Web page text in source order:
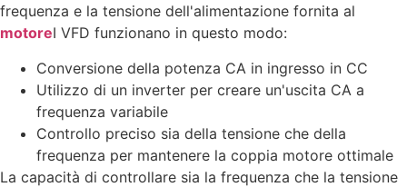
frequenza e la tensione dell'alimentazione fornita al
motoreI VFD funzionano in questo modo:
Conversione della potenza CA in ingresso in CC
Utilizzo di un inverter per creare un'uscita CA a
frequenza variabile
Controllo preciso sia della tensione che della
frequenza per mantenere la coppia motore ottimale
La capacità di controllare sia la frequenza che la tensione